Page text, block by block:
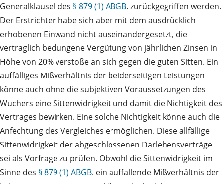
Generalklausel des § 879 (1) ABGB. zurückgegriffen werden.
Der Erstrichter habe sich aber mit dem ausdrücklich
erhobenen Einwand nicht auseinandergesetzt, die
vertraglich bedungene Vergütung von jährlichen Zinsen in
Höhe von 20% verstoße an sich gegen die guten Sitten. Ein
auffälliges Mißverhältnis der beiderseitigen Leistungen
könne auch ohne die subjektiven Voraussetzungen des
Wuchers eine Sittenwidrigkeit und damit die Nichtigkeit des
Vertrages bewirken. Eine solche Nichtigkeit könne auch die
Anfechtung des Vergleiches ermöglichen. Diese allfällige
Sittenwidrigkeit der abgeschlossenen Darlehensverträge
sei als Vorfrage zu prüfen. Obwohl die Sittenwidrigkeit im
Sinne des § 879 (1) ABGB. ein auffallende Mißverhältnis der